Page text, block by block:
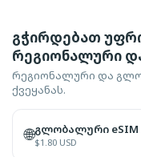
გჭირდებათ
რეგიონალური
რეგიონალური და
ქვეყანას.
🌐გლობალური eSIM
$1.80 USD